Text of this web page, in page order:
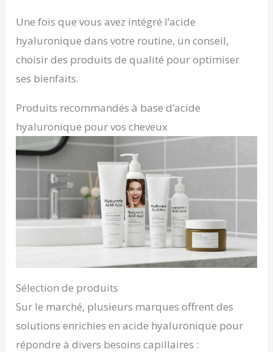
Une fois que vous avez intégré l’acide
hyaluronique dans votre routine, un conseil,
choisir des produits de qualité pour optimiser
ses bienfaits.
Produits recommandés à base d’acide
hyaluronique pour vos cheveux
Sélection de produits
Sur le marché, plusieurs marques offrent des
solutions enrichies en acide hyaluronique pour
répondre à divers besoins capillaires :